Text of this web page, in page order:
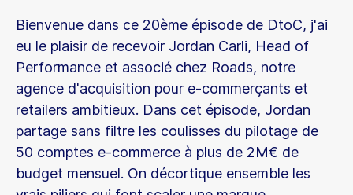
Bienvenue dans ce 20ème épisode de DtoC, j'ai
eu le plaisir de recevoir Jordan Carli, Head of
Performance et associé chez Roads, notre
agence d'acquisition pour e-commerçants et
retailers ambitieux. Dans cet épisode, Jordan
partage sans filtre les coulisses du pilotage de
50 comptes e-commerce à plus de 2M€ de
budget mensuel. On décortique ensemble les